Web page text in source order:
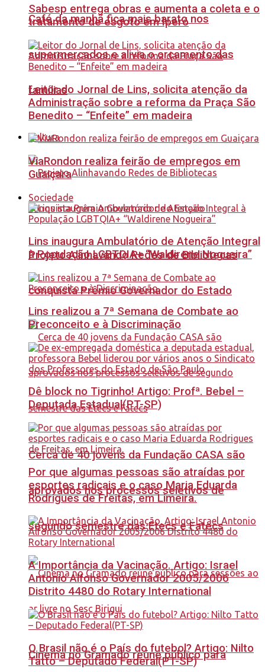
Café da manhã fica mais barato nos
supermercados e alivia o orçamento das
famílias
Cultura
Projeto Alinhavando Redes de Bibliotecas
conquista Prêmio Governador do Estado
Cerca de 40 jovens da Fundação CASA são
aprovados nos processos seletivos de
segundo semestre das Etecs e Fatecs
Cinema no Gramado reúne público para
Sabesp entrega obras e aumenta a coleta e o
tratamento de esgoto em Iperó
Leitor do Jornal de Lins, solicita atenção da
Administração sobre a reforma da Praça São
Benedito – “Enfeite” em madeira
ViaRondon realiza feirão de empregos em
Guaiçara
Sociedade
Lins inaugura Ambulatório de Atenção Integral
à População LGBTQIA+ “Waldirene Nogueira”
Lins realizou a 7ª Semana de Combate ao
Preconceito e à Discriminação
Dê block no Tigrinho! Artigo: Profª. Bebel –
Deputada Estadual(PT-SP)
Por que algumas pessoas são atraídas por
esportes radicais e o caso Maria Eduarda
Rodrigues de Freitas, em Limeira.
A Importância da Vacinação. Artigo: Israel
Antonio Alfonso Governador 2005/2006
Distrito 4480 do Rotary International
O Brasil não é o País do futebol? Artigo: Nilto
Tatto – Deputado Federal(PT-SP)